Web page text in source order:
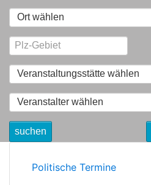
suchen
Politische Termine